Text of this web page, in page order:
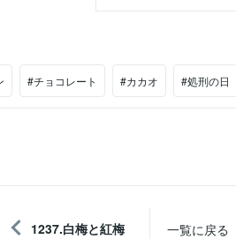
#チョコレート #カカオ #処刑の日
1237.白梅と紅梅 一覧に戻る